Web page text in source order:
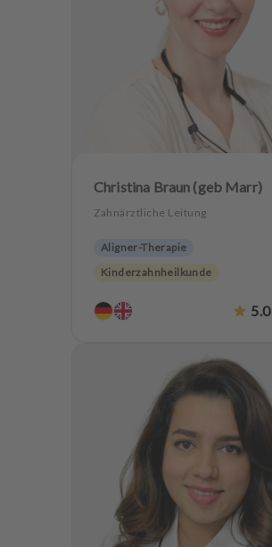
Christina Braun (geb Marr)
Zahnärztliche Leitung
Aligner-Therapie
Kinderzahnheilkunde
Ästhetische Zahnheilkunde
Implantologie
Zahnerhaltung
Angstpatienten
5.0